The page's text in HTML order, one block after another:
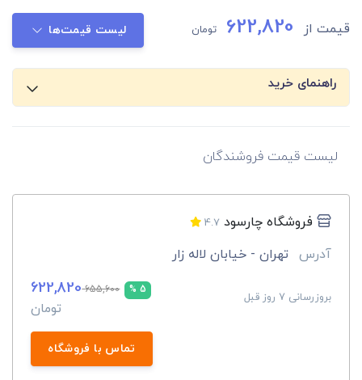
قیمت از 622,820 تومان لیست قیمت‌ها
راهنمای خرید
لیست قیمت فروشندگان
فروشگاه چارسود 4.7
آدرس تهران - خیابان لاله زار
بروزرسانی 7 روز قبل
5 %
655,600
622,820
تومان
تماس با فروشگاه